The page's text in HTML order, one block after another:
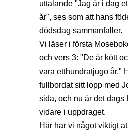
uttalande "Jag är i dag
år", ses som att hans
dödsdag sammanfaller.
Vi läser i första
och vers 3: "De är kött
vara etthundratjugo år."
fullbordat sitt lopp med
sida, och nu är det dags
vidare i uppdraget.
Här har vi något viktigt